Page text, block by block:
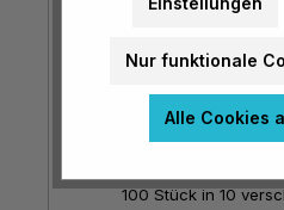
CombiColor
100 Stück in 10
Nur funktionale
Alle Cookies